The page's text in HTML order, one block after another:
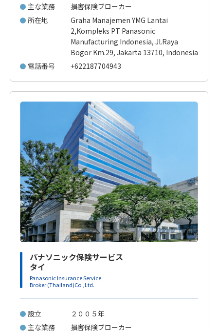
主な業務
損害保険ブローカー
所在地
Graha Manajemen YMG Lantai
2,Kompleks PT Panasonic
Manufacturing Indonesia, Jl.Raya
Bogor Km.29, Jakarta 13710, Indonesia
電話番号
+622187704943
パナソニック保険サービス
タイ
Panasonic Insurance Service
Broker (Thailand)Co.,Ltd.
設立
２００５年
主な業務
損害保険ブローカー